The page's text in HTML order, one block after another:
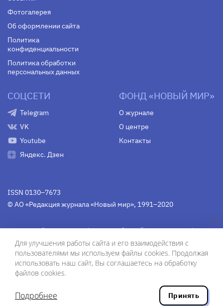
Фотогалерея
Об оформлении сайта
Политика
конфиденциальности
Политика обработки
персональных данных
СОЦСЕТИ
Telegram
VK
Youtube
Яндекс. Дзен
ФОНД «НОВЫЙ МИР»
О журнале
О центре
Контакты
ISSN 0130–7673
© АО «Редакция журнала «Новый мир», 1991–2020
Свидетельство Федеральной службы по надзору в сфере
связи, информационных технологий и массовых
коммуникаций средства массовой информации
(Роскомнадзор)ПИ № Фс 77-75754 от 13 июня 2019 г.
Разработка сайта — ООО «Инфодизайн»
Для улучшения работы сайта и его взаимодействия с
пользователями мы используем файлы cookies. Продолжая
использовать наш сайт, Вы соглашаетесь на обработку
файлов cookies.
Подробнее Принять